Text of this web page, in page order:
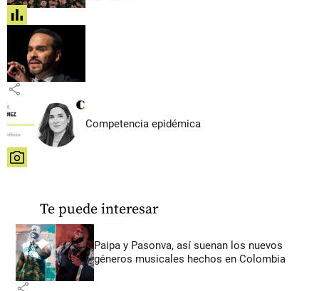
share
share
Competencia epidémica
share
Te puede interesar
Paipa y Pasonva, así suenan los nuevos
géneros musicales hechos en Colombia